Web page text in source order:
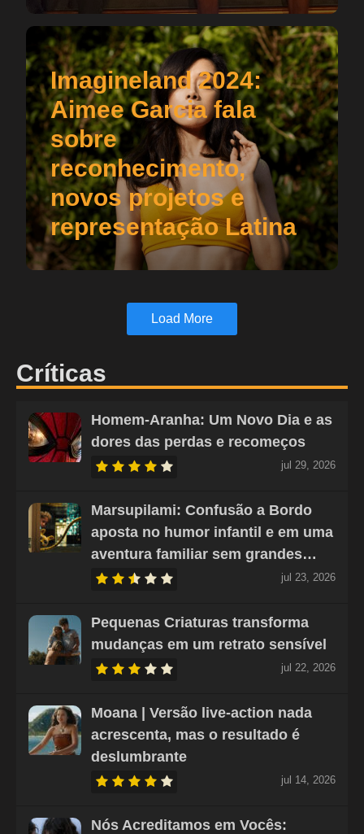
Imagineland 2024:
Aimee Garcia fala
sobre
reconhecimento,
novos projetos e
representação Latina
Load More
Críticas
Homem-Aranha: Um Novo Dia e as
dores das perdas e recomeços
jul 29, 2026
Marsupilami: Confusão a Bordo
aposta no humor infantil e em uma
aventura familiar sem grandes…
jul 23, 2026
Pequenas Criaturas transforma
mudanças em um retrato sensível
jul 22, 2026
Moana | Versão live-action nada
acrescenta, mas o resultado é
deslumbrante
jul 14, 2026
Nós Acreditamos em Vocês: